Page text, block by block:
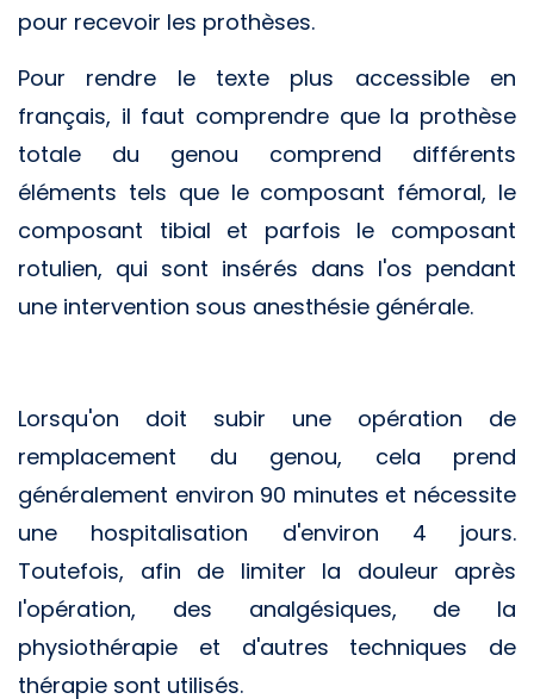
pour recevoir les prothèses.
Pour rendre le texte plus accessible en
français, il faut comprendre que la prothèse
totale du genou comprend différents
éléments tels que le composant fémoral, le
composant tibial et parfois le composant
rotulien, qui sont insérés dans l'os pendant
une intervention sous anesthésie générale.
Lorsqu'on doit subir une opération de
remplacement du genou, cela prend
généralement environ 90 minutes et nécessite
une hospitalisation d'environ 4 jours.
Toutefois, afin de limiter la douleur après
l'opération, des analgésiques, de la
physiothérapie et d'autres techniques de
thérapie sont utilisés.